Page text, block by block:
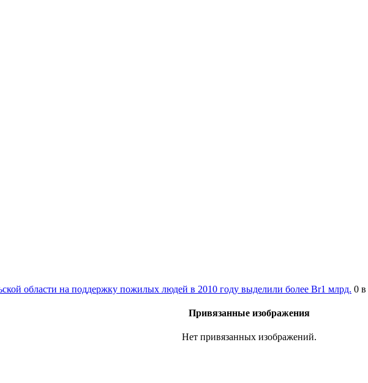
области на поддержку пожилых людей в 2010 году выделили более Br1 млрд. 0 в
Привязанные изображения
Нет привязанных изображений.